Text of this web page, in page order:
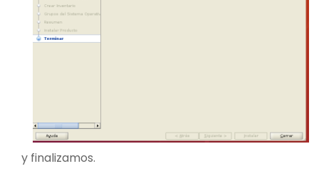
y finalizamos.